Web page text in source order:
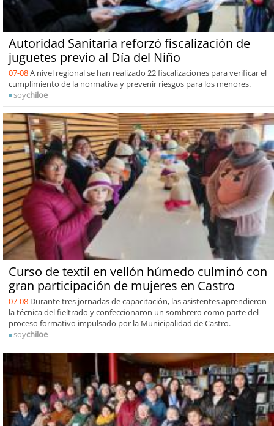
Autoridad Sanitaria reforzó fiscalización de
juguetes previo al Día del Niño
07-08A nivel regional se han realizado 22 fiscalizaciones para verificar el
cumplimiento de la normativa y prevenir riesgos para los menores.
soychiloe
Curso de textil en vellón húmedo culminó con
gran participación de mujeres en Castro
07-08 Durante tres jornadas de capacitación, las asistentes aprendieron
la técnica del fieltrado y confeccionaron un sombrero como parte del
proceso formativo impulsado por la Municipalidad de Castro.
soychiloe